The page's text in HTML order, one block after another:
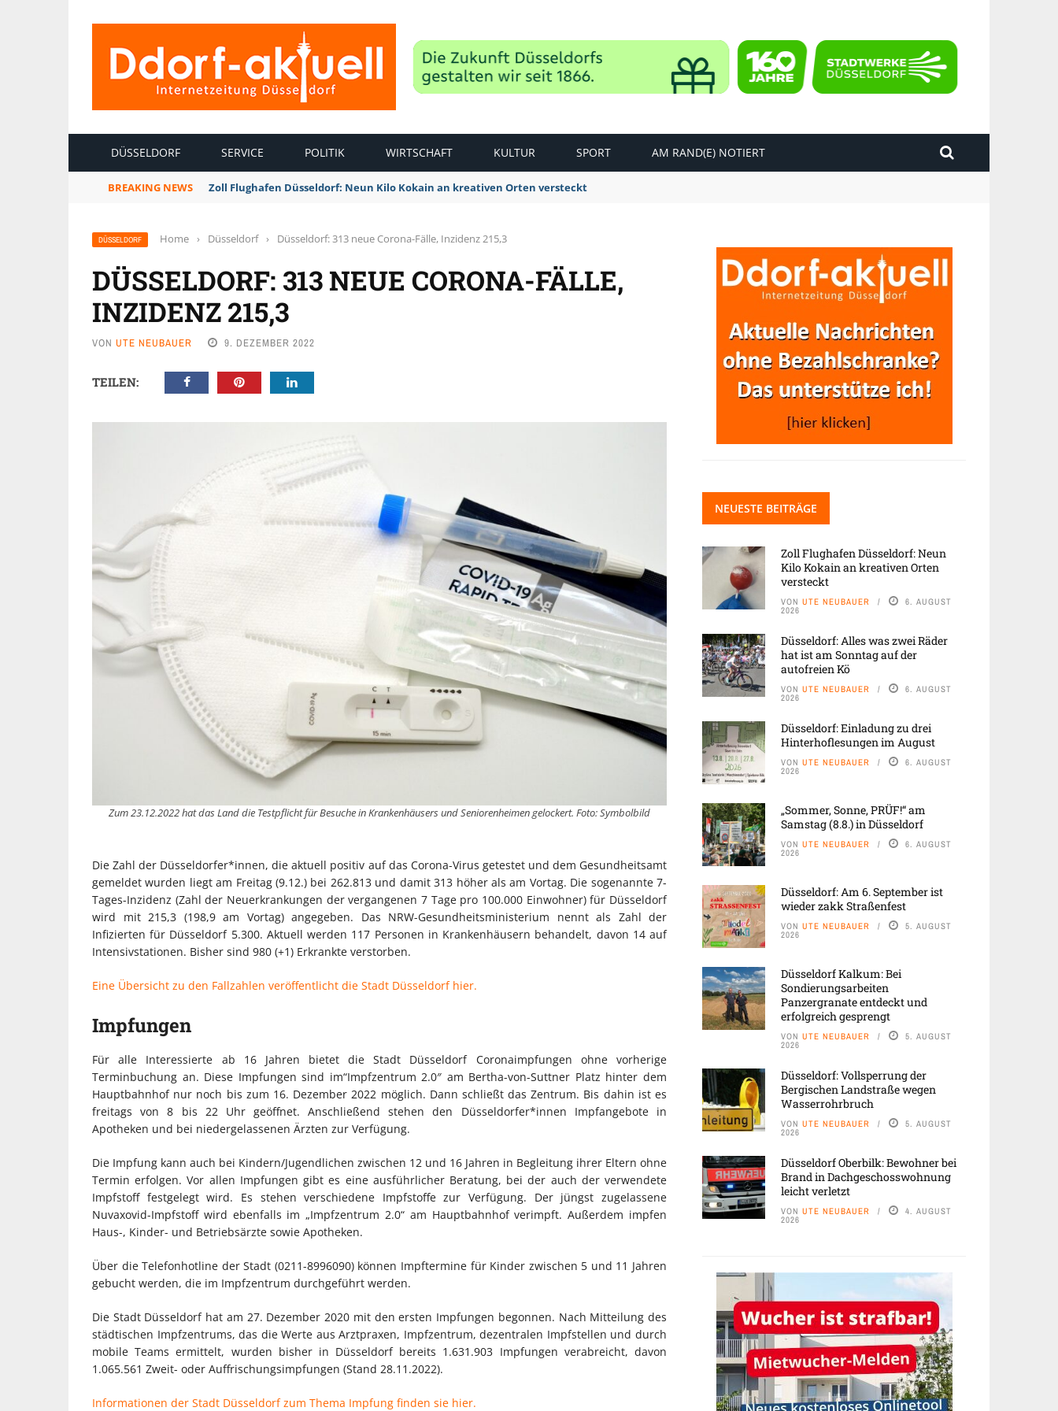
DÜSSELDORF SERVICE POLITIK WIRTSCHAFT KULTUR SPORT AM RAND(E) NOTIERT
BREAKING NEWS Zoll Flughafen Düsseldorf: Neun Kilo Kokain an kreativen Orten versteckt
DÜSSELDORF Home › Düsseldorf › Düsseldorf: 313 neue Corona-Fälle, Inzidenz 215,3
DÜSSELDORF: 313 NEUE CORONA-FÄLLE,
INZIDENZ 215,3
VON UTE NEUBAUER 9. DEZEMBER 2022
TEILEN:
Zum 23.12.2022 hat das Land die Testpflicht für Besuche in Krankenhäusers und Seniorenheimen gelockert. Foto: Symbolbild
Die Zahl der Düsseldorfer*innen, die aktuell positiv auf das Corona-Virus getestet und dem Gesundheitsamt
gemeldet wurden liegt am Freitag (9.12.) bei 262.813 und damit 313 höher als am Vortag. Die sogenannte 7-
Tages-Inzidenz (Zahl der Neuerkrankungen der vergangenen 7 Tage pro 100.000 Einwohner) für Düsseldorf
wird mit 215,3 (198,9 am Vortag) angegeben. Das NRW-Gesundheitsministerium nennt als Zahl der
Infizierten für Düsseldorf 5.300. Aktuell werden 117 Personen in Krankenhäusern behandelt, davon 14 auf
Intensivstationen. Bisher sind 980 (+1) Erkrankte verstorben.
Eine Übersicht zu den Fallzahlen veröffentlicht die Stadt Düsseldorf hier.
Impfungen
Für alle Interessierte ab 16 Jahren bietet die Stadt Düsseldorf Coronaimpfungen ohne vorherige
Terminbuchung an. Diese Impfungen sind im“Impfzentrum 2.0″ am Bertha-von-Suttner Platz hinter dem
Hauptbahnhof nur noch bis zum 16. Dezember 2022 möglich. Dann schließt das Zentrum. Bis dahin ist es
freitags von 8 bis 22 Uhr geöffnet. Anschließend stehen den Düsseldorfer*innen Impfangebote in
Apotheken und bei niedergelassenen Ärzten zur Verfügung.
Die Impfung kann auch bei Kindern/Jugendlichen zwischen 12 und 16 Jahren in Begleitung ihrer Eltern ohne
Termin erfolgen. Vor allen Impfungen gibt es eine ausführlicher Beratung, bei der auch der verwendete
Impfstoff festgelegt wird. Es stehen verschiedene Impfstoffe zur Verfügung. Der jüngst zugelassene
Nuvaxovid-Impfstoff wird ebenfalls im „Impfzentrum 2.0“ am Hauptbahnhof verimpft. Außerdem impfen
Haus-, Kinder- und Betriebsärzte sowie Apotheken.
Über die Telefonhotline der Stadt (0211-8996090) können Impftermine für Kinder zwischen 5 und 11 Jahren
gebucht werden, die im Impfzentrum durchgeführt werden.
Die Stadt Düsseldorf hat am 27. Dezember 2020 mit den ersten Impfungen begonnen. Nach Mitteilung des
städtischen Impfzentrums, das die Werte aus Arztpraxen, Impfzentrum, dezentralen Impfstellen und durch
mobile Teams ermittelt, wurden bisher in Düsseldorf bereits 1.631.903 Impfungen verabreicht, davon
1.065.561 Zweit- oder Auffrischungsimpfungen (Stand 28.11.2022).
Informationen der Stadt Düsseldorf zum Thema Impfung finden sie hier.
NEUESTE BEITRÄGE
Zoll Flughafen Düsseldorf: Neun
Kilo Kokain an kreativen Orten
versteckt
VON UTE NEUBAUER 6. AUGUST
2026
Düsseldorf: Alles was zwei Räder
hat ist am Sonntag auf der
autofreien Kö
VON UTE NEUBAUER 6. AUGUST
2026
Düsseldorf: Einladung zu drei
Hinterhoflesungen im August
VON UTE NEUBAUER 6. AUGUST
2026
„Sommer, Sonne, PRÜF!“ am
Samstag (8.8.) in Düsseldorf
VON UTE NEUBAUER 6. AUGUST
2026
Düsseldorf: Am 6. September ist
wieder zakk Straßenfest
VON UTE NEUBAUER 5. AUGUST
2026
Düsseldorf Kalkum: Bei
Sondierungsarbeiten
Panzergranate entdeckt und
erfolgreich gesprengt
VON UTE NEUBAUER 5. AUGUST
2026
Düsseldorf: Vollsperrung der
Bergischen Landstraße wegen
Wasserrohrbruch
VON UTE NEUBAUER 5. AUGUST
2026
Düsseldorf Oberbilk: Bewohner bei
Brand in Dachgeschosswohnung
leicht verletzt
VON UTE NEUBAUER 4. AUGUST
2026